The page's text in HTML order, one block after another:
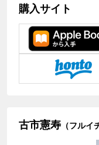
購入サイト
古市憲寿 （フルイ